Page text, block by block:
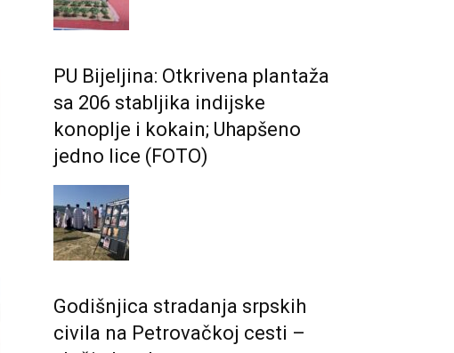
PU Bijeljina: Otkrivena plantaža
sa 206 stabljika indijske
konoplje i kokain; Uhapšeno
jedno lice (FOTO)
Godišnjica stradanja srpskih
civila na Petrovačkoj cesti –